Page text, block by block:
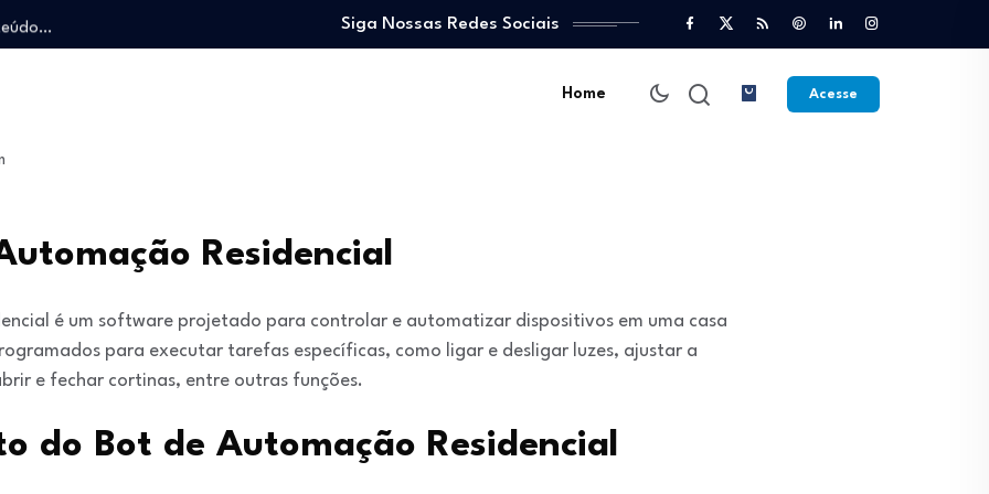
trabalhando…
e viver…
Siga Nossas Redes Sociais
Home Acesse
Residencial
é um software projetado para controlar e automatizar dispositivos em uma casa
para executar tarefas específicas, como ligar e desligar luzes, ajustar a
e fechar cortinas, entre outras funções.
do Bot de Automação Residencial